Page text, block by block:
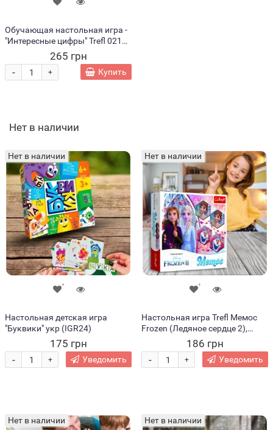
Обучающая настольная игра -
"Интересные цифры" Trefl 02162
265 грн
+
- Купить
Нет в наличии
Нет в наличии
Настольная детская игра
"Буквики" укр (IGR24)
175 грн
+
- Уведомить
Нет в наличии
Настольная игра Trefl Мемос
Frozen (Ледяное сердце 2),
186 грн
+
- Уведомить
Нет в наличии Нет в наличии